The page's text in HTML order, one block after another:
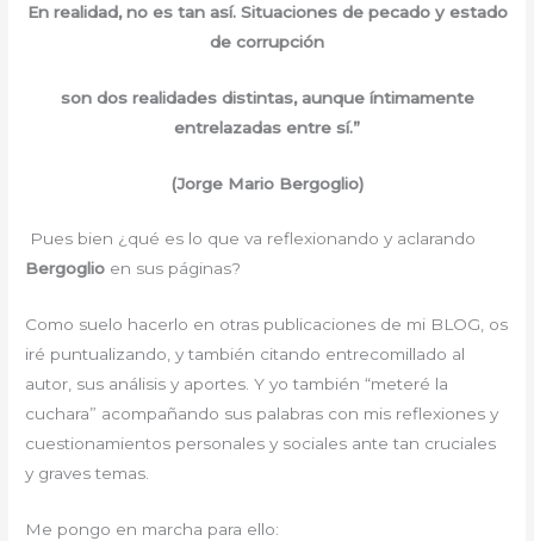
En realidad, no es tan así. Situaciones de pecado y estado
de corrupción
son dos realidades distintas, aunque íntimamente
entrelazadas entre sí.”
(Jorge Mario Bergoglio)
Pues bien ¿qué es lo que va reflexionando y aclarando
Bergoglio en sus páginas?
Como suelo hacerlo en otras publicaciones de mi BLOG, os
iré puntualizando, y también citando entrecomillado al
autor, sus análisis y aportes. Y yo también “meteré la
cuchara” acompañando sus palabras con mis reflexiones y
cuestionamientos personales y sociales ante tan cruciales
y graves temas.
Me pongo en marcha para ello: